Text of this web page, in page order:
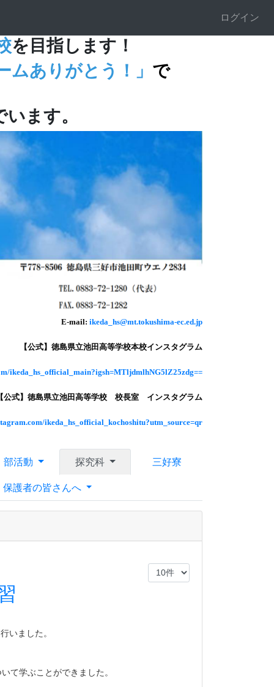
ログイン
を目指します！
ムありがとう！」 で
ます。
E-mail: ikeda_hs@mt.tokushima-ec.ed.jp
【公式】徳島県立池田高等学校本校インスタグラム
ikeda_hs_official_main?igsh=MTljdmlhNG5lZ25zdg==
公式】徳島県立池田高等学校 校長室 インスタグラム
ikeda_hs_official_kochoshitu?utm_source=qr
部活動 探究科 三好寮
保護者の皆さんへ
いました。
て学ぶことができました。